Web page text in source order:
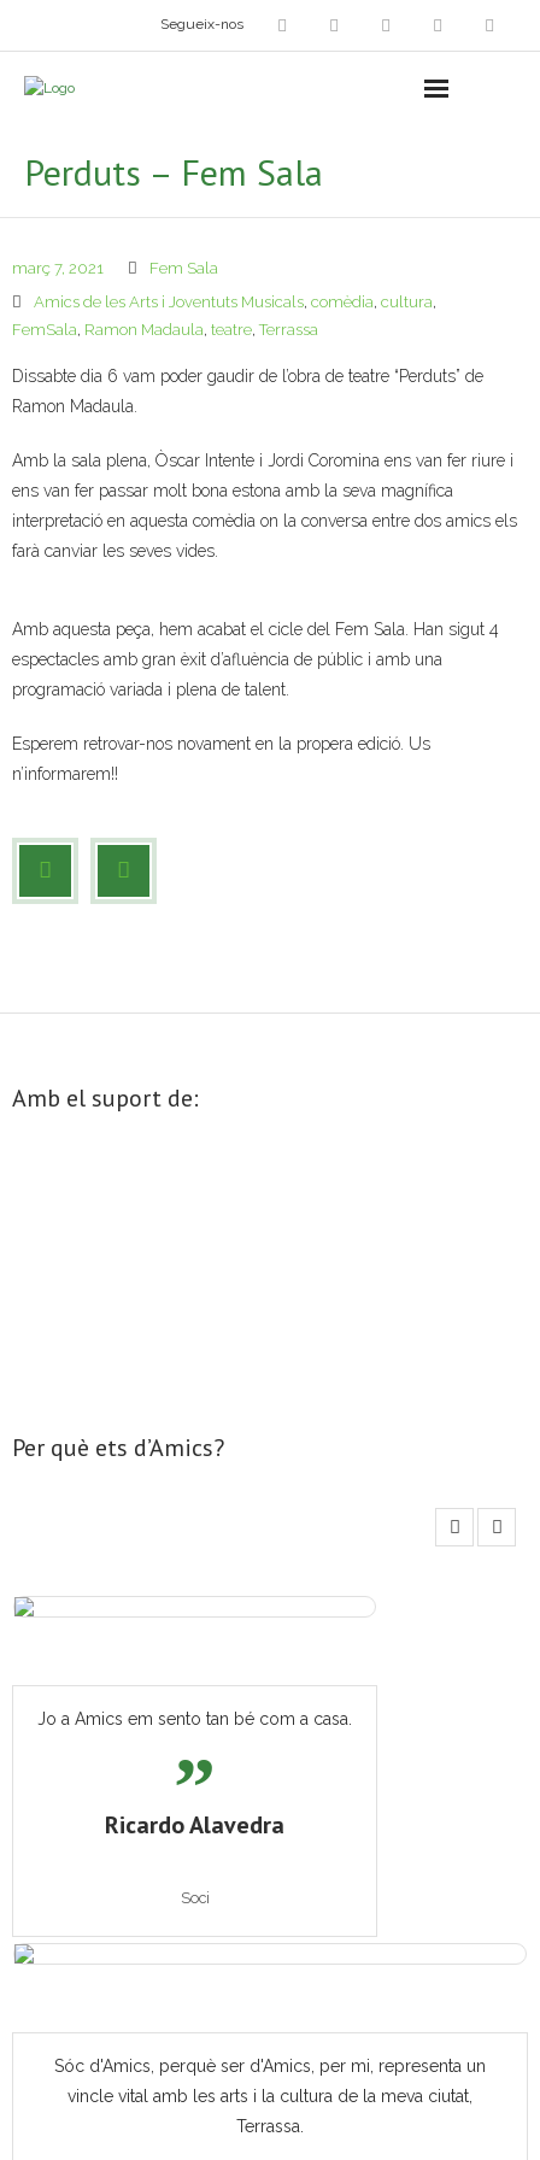
Segueix-nos
- Exposicions
- Taller dels Amics Menuts
Grup Fotogràfic
Cine-Club
Grup de Teatre
Jazz Terrassa
- Nova Jazz Cava
- Festival Jazz Terrassa
- Coral Ohana
- Concurs Montserrat Alavedra
Perduts – Fem Sala
març 7, 2021
Fem Sala
Amics de les Arts i Joventuts Musicals, comèdia, cultura,
FemSala, Ramon Madaula, teatre,Terrassa
Dissabte dia 6 vam poder gaudir de l’obra de teatre “Perduts” de
Ramon Madaula.
Amb la sala plena, Òscar Intente i Jordi Coromina ens van fer riure i
ens van fer passar molt bona estona amb la seva magnífica
interpretació en aquesta comèdia on la conversa entre dos amics els
farà canviar les seves vides.
Amb aquesta peça, hem acabat el cicle del Fem Sala. Han sigut 4
espectacles amb gran èxit d’afluència de públic i amb una
programació variada i plena de talent.
Esperem retrovar-nos novament en la propera edició. Us
n’informarem!!
Amb el suport de:
Per què ets d’Amics?
Jo a Amics em sento tan bé com a casa.
Ricardo Alavedra
Soci
Sóc d'Amics, perquè ser d'Amics, per mi, representa un
vincle vital amb les arts i la cultura de la meva ciutat,
Terrassa.